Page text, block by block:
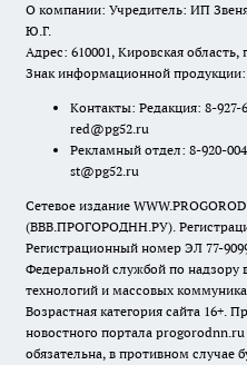
О компании: Учредитель: ИП
Ю.Г.
Адрес: 610001, Кировская
Знак информационной продукции:
Контакты: Редакция: 8-
red@pg52.ru
Рекламный отдел: 8-920-
st@pg52.ru
Сетевое издание
(ВВВ.ПРОГОРОДНН.РУ).
Регистрационный номер ЭЛ 77-
Федеральной службой по
технологий и массовых
Возрастная категория сайта 16+.
новостного портала progorodnn.ru
обязательна, в противном случае